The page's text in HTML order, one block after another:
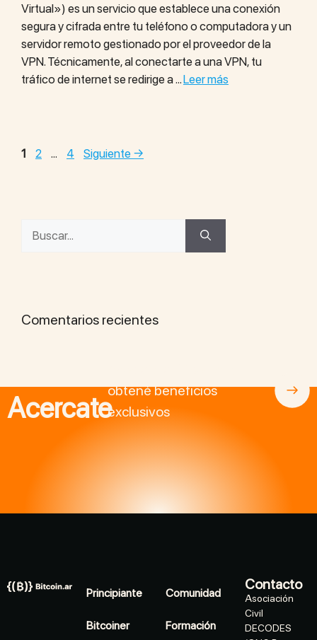
Virtual») es un servicio que establece una conexión
segura y cifrada entre tu teléfono o computadora y un
servidor remoto gestionado por el proveedor de la
VPN. Técnicamente, al conectarte a una VPN, tu
tráfico de internet se redirige a …Leer más
1 2 … 4 Siguiente →
Comentarios recientes
Acercate
obtené beneficios
exclusivos
Principiante
Bitcoiner
Comunidad
Formación
Contacto
Asociación
Civil
DECODES